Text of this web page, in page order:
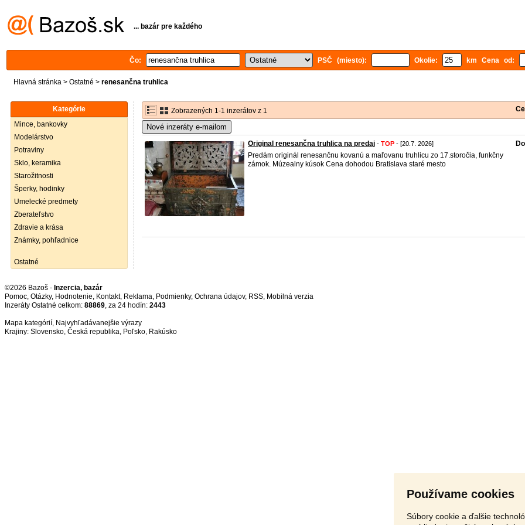
Používame cookies
Súbory cookie a ďalšie
... bazár pre každého
Čo: PSČ (miesto): Okolie: km Cena od:
Hlavná stránka > Ostatné > renesančna truhlica
Kategórie
Mince, bankovky
Modelárstvo
Potraviny
Sklo, keramika
Starožitnosti
Šperky, hodinky
Umelecké predmety
Zberateľstvo
Zdravie a krása
Známky, pohľadnice
Ostatné
Zobrazených 1-1 inzerátov z 1
Nové inzeráty e-mailom
Original renesančna truhlica na predaj - TOP - [20.7. 2026]
Predám originál renesančnu kovanú a maľovanu truhlicu zo 17.storočia, funkčny
zámok. Múzealny kúsok Cena dohodou Bratislava staré mesto
©2026 Bazoš - Inzercia, bazár
Pomoc, Otázky, Hodnotenie, Kontakt, Reklama, Podmienky, Ochrana údajov, RSS,
Inzeráty Ostatné celkom: 88869, za 24 hodín: 2443
Mapa kategórií, Najvyhľadávanejšie výrazy
Krajiny: Slovensko, Česká republika, Poľsko, Rakúsko